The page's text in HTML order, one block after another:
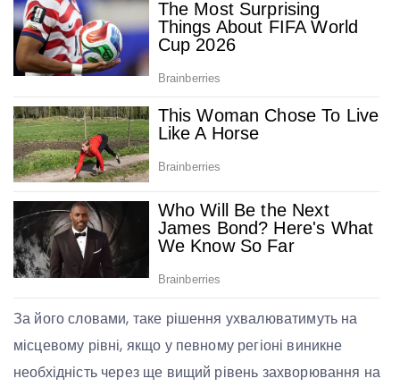
За його словами, таке рішення ухвалюватимуть на
місцевому рівні, якщо у певному регіоні виникне
необхідність через ще вищий рівень захворювання на